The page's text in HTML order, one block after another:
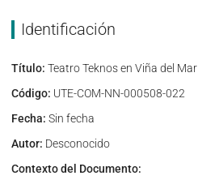
Identificación
Título: Teatro Teknos en Viña del Mar
Código: UTE-COM-NN-000508-022
Fecha: Sin fecha
Autor: Desconocido
Contexto del Documento: